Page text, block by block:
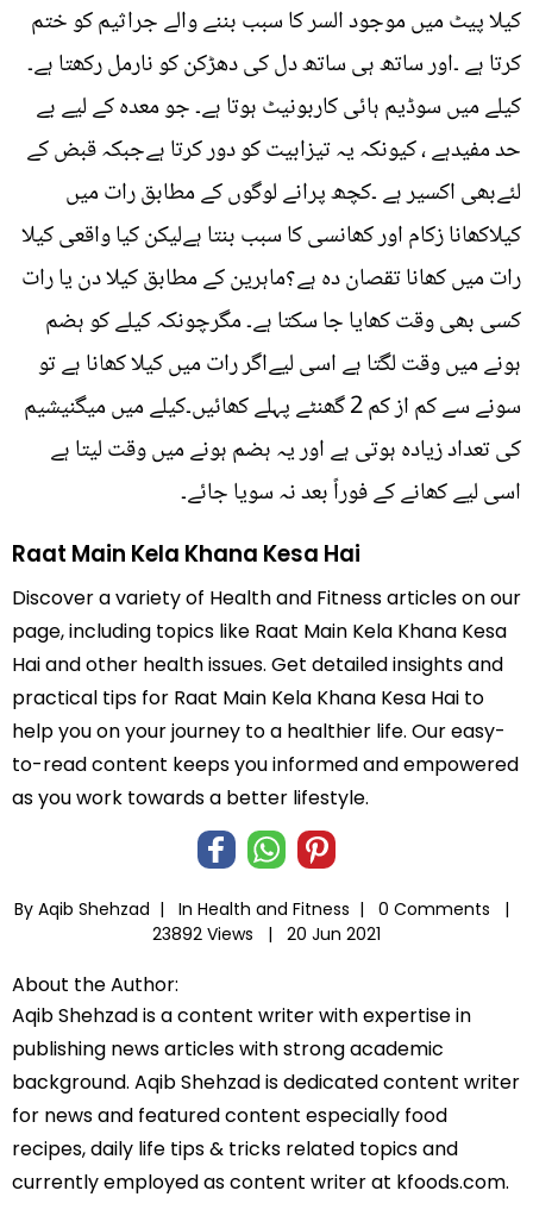
کیلا پیٹ میں موجود السر کا سبب بننے والے جراثیم کو ختم
کرتا ہے ۔اور ساتھ ہی ساتھ دل کی دھڑکن کو نارمل رکھتا ہے۔
کیلے میں سوڈیم ہائی کاربونیٹ ہوتا ہے۔ جو معدہ کے لیے بے
حد مفیدہے ، کیونکہ یہ تیزابیت کو دور کرتا ہےجبکہ قبض کے
لئےبھی اکسیر ہے ۔کچھ پرانے لوگوں کے مطابق رات میں
کیلاکھانا زکام اور کھانسی کا سبب بنتا ہےلیکن کیا واقعی کیلا
رات میں کھانا تقصان دہ ہے؟ماہرین کے مطابق کیلا دن یا رات
کسی بھی وقت کھایا جا سکتا ہے۔ مگرچونکہ کیلے کو ہضم
ہونے میں وقت لگتا ہے اسی لیےاگر رات میں کیلا کھانا ہے تو
سونے سے کم از کم 2 گھنٹے پہلے کھائیں۔کیلے میں میگنیشیم
کی تعداد زیادہ ہوتی ہے اور یہ ہضم ہونے میں وقت لیتا ہے
اسی لیے کھانے کے فوراً بعد نہ سویا جائے۔
Raat Main Kela Khana Kesa Hai
Discover a variety of Health and Fitness articles on our
page, including topics like Raat Main Kela Khana Kesa
Hai and other health issues. Get detailed insights and
practical tips for Raat Main Kela Khana Kesa Hai to
help you on your journey to a healthier life. Our easy-
to-read content keeps you informed and empowered
as you work towards a better lifestyle.
By Aqib Shehzad | In Health and Fitness |
0 Comments |
23892 Views |
20 Jun 2021
About the Author:
Aqib Shehzad is a content writer with expertise in
publishing news articles with strong academic
background. Aqib Shehzad is dedicated content writer
for news and featured content especially food
recipes, daily life tips & tricks related topics and
currently employed as content writer at kfoods.com.